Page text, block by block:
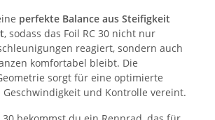
perfekte Balance aus Steifigkeit
, sodass das Foil RC 30 nicht nur
reagiert, sondern auch
komfortabel bleibt. Die
sorgt für eine optimierte
Geschwindigkeit und Kontrolle vereint.